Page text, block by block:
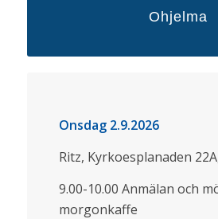
Ohjelma
Onsdag 2.9.2026
Ritz, Kyrkoesplanaden
9.00-10.00 Anmälan och
morgonkaffe